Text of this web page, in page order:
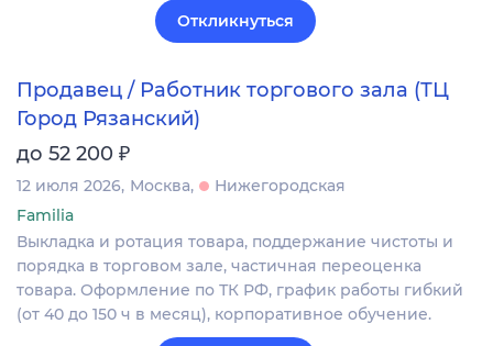
Откликнуться
Продавец / Работник торгового зала (ТЦ
Город Рязанский)
до 52 200 ₽
12 июля 2026 Москва
Нижегородская
Familia
Выкладка и ротация товара, поддержание чистоты и
порядка в торговом зале, частичная переоценка
товара. Оформление по ТК РФ, график работы гибкий
(от 40 до 150 ч в месяц), корпоративное обучение.